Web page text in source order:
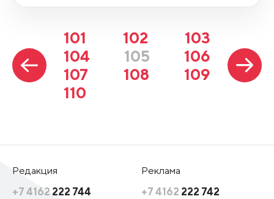
101 102
103
104
105
106
107
108
109
110
Редакция
+7 4162 222 744
Реклама
+7 4162 222 742